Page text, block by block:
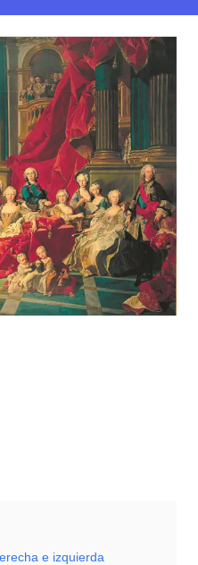
e izquierda